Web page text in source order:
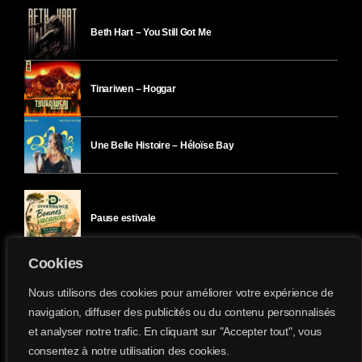
Cookies
Nous utilisons des cookies pour améliorer votre expérience de
navigation, diffuser des publicités ou du contenu personnalisés
et analyser notre trafic. En cliquant sur "Accepter tout", vous
consentez à notre utilisation des cookies.
Beth Hart – You Still Got Me
Tinariwen – Hoggar
Une Belle Histoire – Héloïse Bay
Pause estivale
Ici l’Ombre – mardi 28 juillet